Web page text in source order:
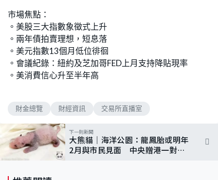
市場焦點：
。美股三大指數象徵式上升
。兩年債拍賣理想，短息落
。美元指數13個月低位徘徊
。會議紀錄：紐約及芝加哥FED上月支持降貼現率
。美消費信心升至半年高
財金總覽 財經資訊 交易所直播室
下一則新聞
大熊貓｜海洋公園：龍鳳胎或明年
2月與市民見面 中央贈港一對大